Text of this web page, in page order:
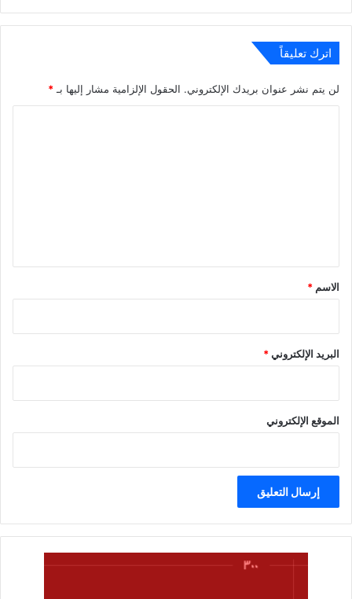
اترك تعليقاً
لن يتم نشر عنوان بريدك الإلكتروني. الحقول الإلزامية مشار إليها بـ*
*
الاسم *
البريد الإلكتروني*
الموقع الإلكتروني